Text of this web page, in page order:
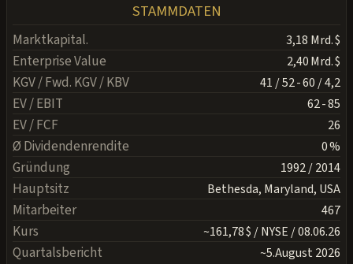
STAMMDATEN
Marktkapital. 3,18 Mrd. $
Enterprise Value 2,40 Mrd. $
KGV / Fwd. KGV / KBV 41 / 52 - 60 / 4,2
EV / EBIT 62 - 85
EV / FCF 26
Ø Dividendenrendite 0 %
Gründung 1992 / 2014
Hauptsitz Bethesda, Maryland, USA
Mitarbeiter 467
Kurs ~161,78 $ / NYSE / 08.06.26
Quartalsbericht ~5.August 2026